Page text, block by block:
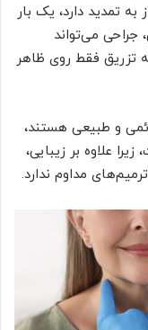
تمدید دارد، یک بار
جراحی می‌تواند
تزریق فقط روی ظاهر
و طبیعی هستند،
علاوه بر زیبایی،
مداوم ندارد.